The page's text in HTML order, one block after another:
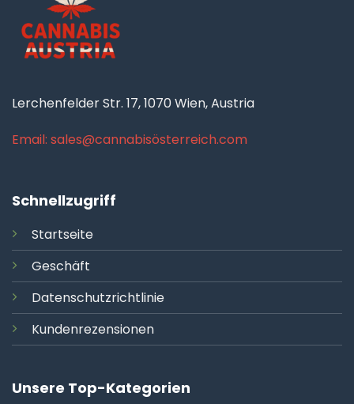
Lerchenfelder Str. 17, 1070 Wien, Austria
Email: sales@cannabisösterreich.com
Schnellzugriff
Startseite
Geschäft
Datenschutzrichtlinie
Kundenrezensionen
Unsere Top-Kategorien